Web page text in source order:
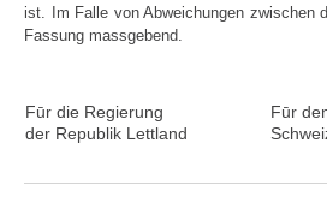
ist. Im Falle von Abweichungen zwischen
Fassung massgebend.
Fūr die Regierung
Fūr
der Republik Lettland